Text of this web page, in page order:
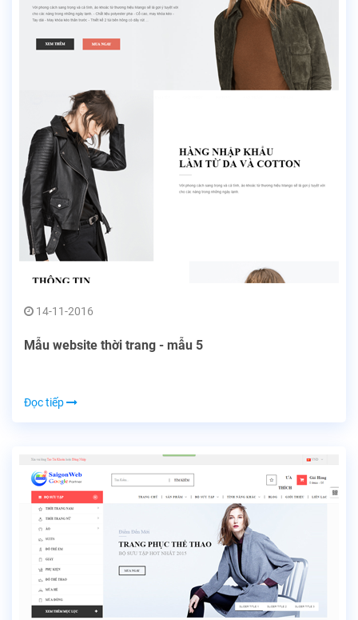
14-11-2016
Mẫu website thời trang - mẫu 5
Đọc tiếp